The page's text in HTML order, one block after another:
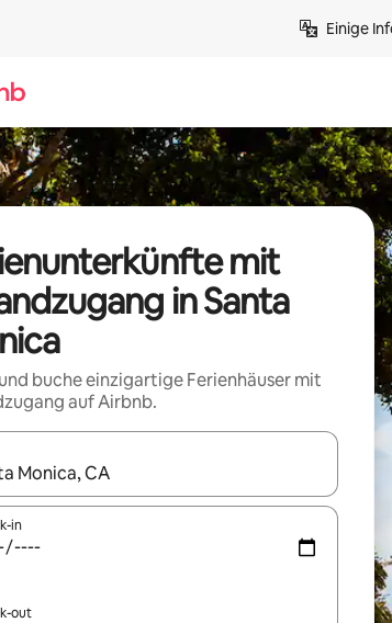
Einige
mit
in Santa
buche einzigartige Ferienhäuser mit
auf Airbnb.
Ergebnisse verfügbar sind, navigiere mit den
in
out